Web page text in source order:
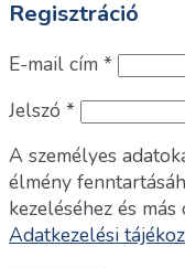
Regisztráció
E-mail cím *
Jelszó *
A személyes
élmény
kezeléséhez és
Adatkezelési